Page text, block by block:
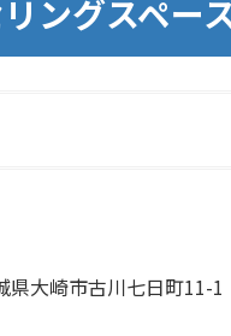
ングスペー
県大崎市古川七日町11-1